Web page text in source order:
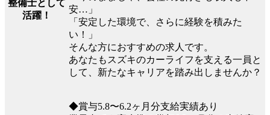
整備士として
活躍！
安…」
「安定した環境で、さらに経験を積みた
い！」
そんな方におすすめの求人です。
あなたもスズキのカーライフを支える一員と
して、新たなキャリアを踏み出しませんか？
◆賞与5.8〜6.2ヶ月分支給実績あり